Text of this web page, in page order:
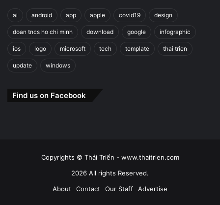
ai android app apple covid19 design
doan tncs ho chi minh download google infographic
ios logo microsoft tech template thai trien
update windows
Find us on Facebook
Copyrights © Thái Triển - www.thaitrien.com
2026 All rights Reserved.
About
Contact Our Staff Advertise